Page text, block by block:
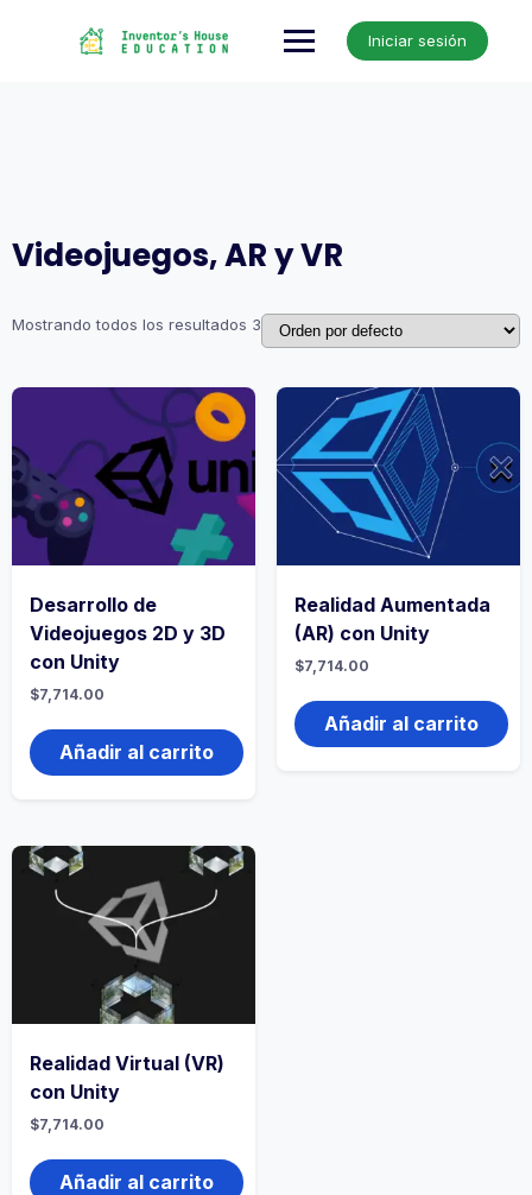
Iniciar sesión
Videojuegos, AR y VR
Mostrando todos los resultados 3
Desarrollo de
Videojuegos 2D y 3D
con Unity
$7,714.00
Añadir al carrito
Realidad Aumentada
(AR) con Unity
$7,714.00
Añadir al carrito
Realidad Virtual (VR)
con Unity
$7,714.00
Añadir al carrito